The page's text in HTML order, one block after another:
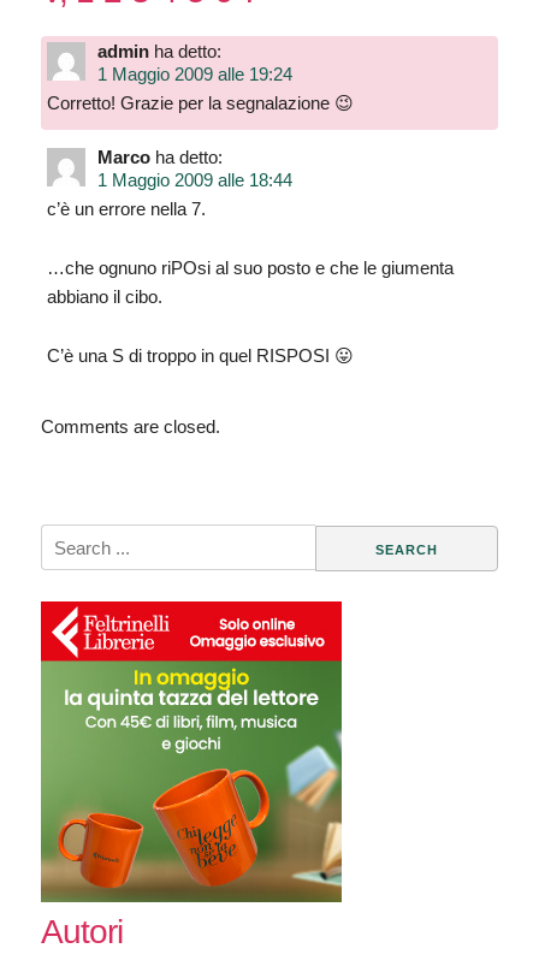
admin ha detto:
1 Maggio 2009 alle 19:24
Corretto! Grazie per la segnalazione 😉
Marco ha detto:
1 Maggio 2009 alle 18:44
c’è un errore nella 7.
…che ognuno riPOsi al suo posto e che le giumenta
abbiano il cibo.
C’è una S di troppo in quel RISPOSI 😛
Comments are closed.
Search
for:
Autori